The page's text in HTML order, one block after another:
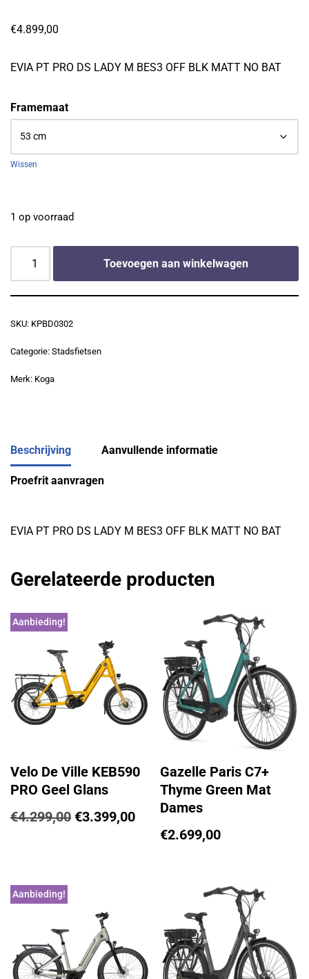
€4.899,00
EVIA PT PRO DS LADY M BES3 OFF BLK MATT NO BAT
Framemaat
Wissen
1 op voorraad
Toevoegen aan winkelwagen
SKU: KPBD0302
Categorie: Stadsfietsen
Merk: Koga
Beschrijving Aanvullende informatie
Proefrit aanvragen
EVIA PT PRO DS LADY M BES3 OFF BLK MATT NO BAT
Gerelateerde producten
Aanbieding!
Velo De Ville KEB590
PRO Geel Glans
€4.299,00 €3.399,00
Gazelle Paris C7+
Thyme Green Mat
Dames
€2.699,00
Aanbieding!